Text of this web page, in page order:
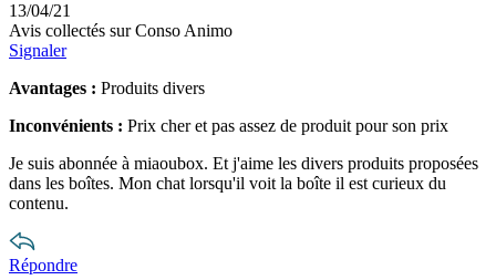
13/04/21
Avis collectés sur Conso Animo
Signaler
Avantages : Produits divers
Inconvénients : Prix cher et pas assez de produit pour son prix
Je suis abonnée à miaoubox. Et j'aime les divers produits proposées
dans les boîtes. Mon chat lorsqu'il voit la boîte il est curieux du
contenu.
Répondre